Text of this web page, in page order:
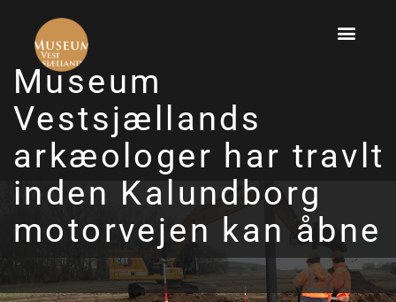
Museum
Vestsjællands
arkæologer har travlt
inden Kalundborg
motorvejen kan åbne